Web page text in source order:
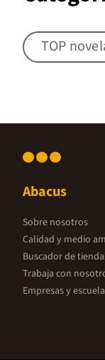
TOP
Abacus
Sobre nosotros
Calidad y medio
Buscador de
Trabaja con
Empresas y